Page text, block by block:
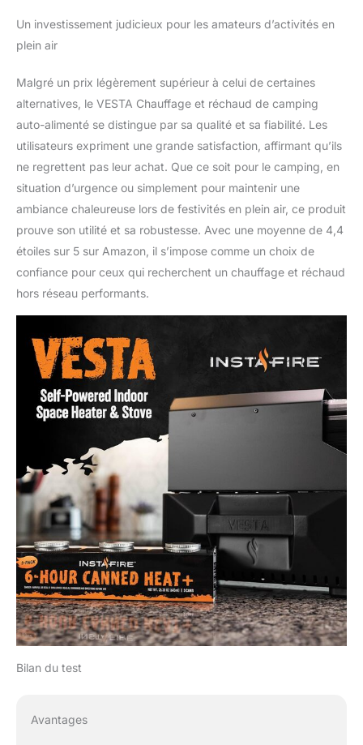
Un investissement judicieux pour les amateurs d’activités en
plein air
Malgré un prix légèrement supérieur à celui de certaines
alternatives, le VESTA Chauffage et réchaud de camping
auto-alimenté se distingue par sa qualité et sa fiabilité. Les
utilisateurs expriment une grande satisfaction, affirmant qu’ils
ne regrettent pas leur achat. Que ce soit pour le camping, en
situation d’urgence ou simplement pour maintenir une
ambiance chaleureuse lors de festivités en plein air, ce produit
prouve son utilité et sa robustesse. Avec une moyenne de 4,4
étoiles sur 5 sur Amazon, il s’impose comme un choix de
confiance pour ceux qui recherchent un chauffage et réchaud
hors réseau performants.
Bilan du test
Avantages